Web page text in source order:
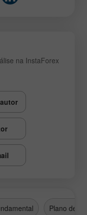
na InstaForex
Plano de